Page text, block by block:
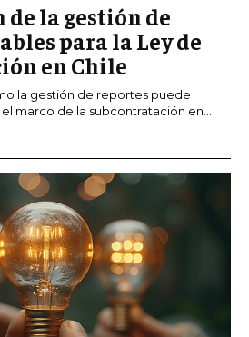
la gestión de
para la Ley de
en Chile
la gestión de reportes puede
marco de la subcontratación en...